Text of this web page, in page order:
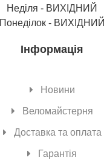
Неділя - ВИХІДНИЙ
Понеділок - ВИХІДНИЙ
Інформація
Новини
Веломайстерня
Доставка та оплата
Гарантія